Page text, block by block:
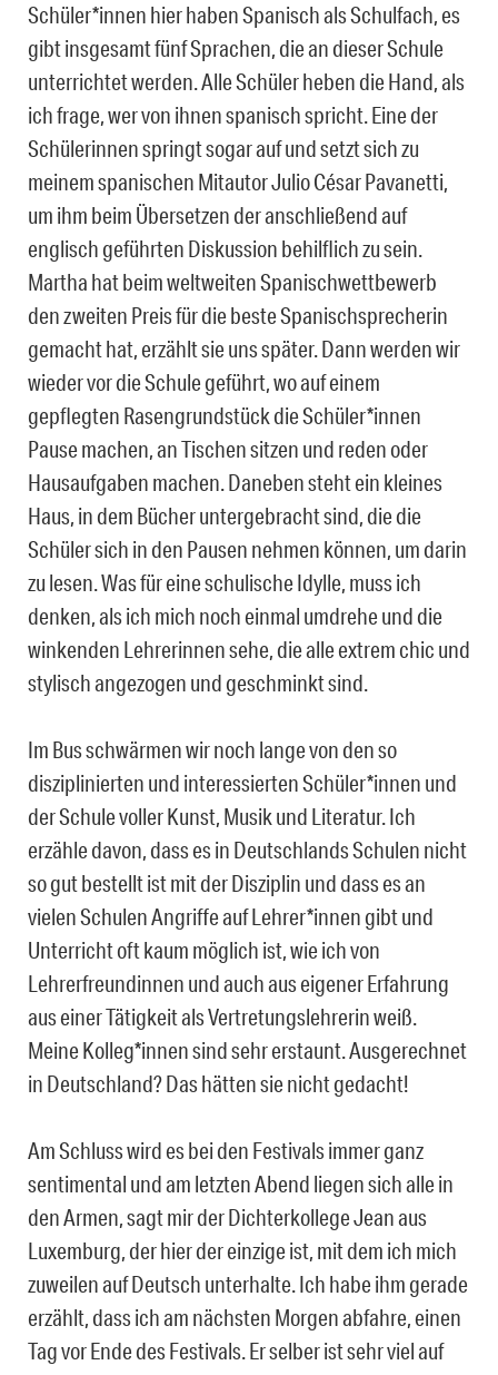
Schüler*innen hier haben Spanisch als Schulfach, es
gibt insgesamt fünf Sprachen, die an dieser Schule
unterrichtet werden. Alle Schüler heben die Hand, als
ich frage, wer von ihnen spanisch spricht. Eine der
Schülerinnen springt sogar auf und setzt sich zu
meinem spanischen Mitautor Julio César Pavanetti,
um ihm beim Übersetzen der anschließend auf
englisch geführten Diskussion behilflich zu sein.
Martha hat beim weltweiten Spanischwettbewerb
den zweiten Preis für die beste Spanischsprecherin
gemacht hat, erzählt sie uns später. Dann werden wir
wieder vor die Schule geführt, wo auf einem
gepflegten Rasengrundstück die Schüler*innen
Pause machen, an Tischen sitzen und reden oder
Hausaufgaben machen. Daneben steht ein kleines
Haus, in dem Bücher untergebracht sind, die die
Schüler sich in den Pausen nehmen können, um darin
zu lesen. Was für eine schulische Idylle, muss ich
denken, als ich mich noch einmal umdrehe und die
winkenden Lehrerinnen sehe, die alle extrem chic und
stylisch angezogen und geschminkt sind.
Im Bus schwärmen wir noch lange von den so
disziplinierten und interessierten Schüler*innen und
der Schule voller Kunst, Musik und Literatur. Ich
erzähle davon, dass es in Deutschlands Schulen nicht
so gut bestellt ist mit der Disziplin und dass es an
vielen Schulen Angriffe auf Lehrer*innen gibt und
Unterricht oft kaum möglich ist, wie ich von
Lehrerfreundinnen und auch aus eigener Erfahrung
aus einer Tätigkeit als Vertretungslehrerin weiß.
Meine Kolleg*innen sind sehr erstaunt. Ausgerechnet
in Deutschland? Das hätten sie nicht gedacht!
Am Schluss wird es bei den Festivals immer ganz
sentimental und am letzten Abend liegen sich alle in
den Armen, sagt mir der Dichterkollege Jean aus
Luxemburg, der hier der einzige ist, mit dem ich mich
zuweilen auf Deutsch unterhalte. Ich habe ihm gerade
erzählt, dass ich am nächsten Morgen abfahre, einen
Tag vor Ende des Festivals. Er selber ist sehr viel auf